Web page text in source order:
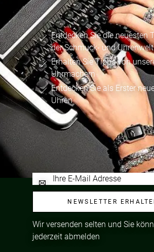
Entdecken Sie die neuesten
der Schmuck- und Uhrenwelt
Erhalten Sie Tipps von
Uhrmachern
Entdecken Sie als Erster
Uhren
NEWSLETTER
Wir versenden selten und Sie
jederzeit abmelden